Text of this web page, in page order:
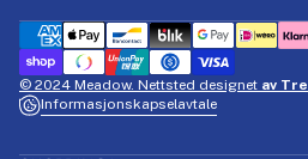
Informasjonskapselavtale
© 2024 Meadow. Nettsted designet av